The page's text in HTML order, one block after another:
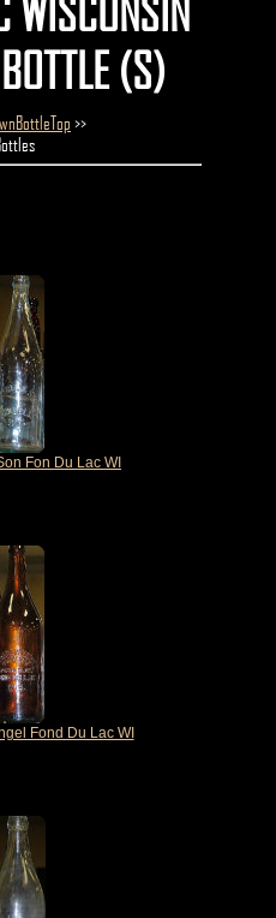
WISCONSIN
(S)
>>
Fon Du Lac WI
Fond Du Lac WI